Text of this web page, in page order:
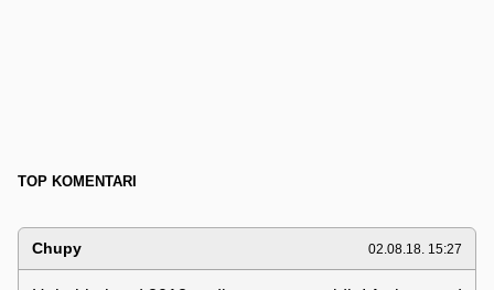
TOP KOMENTARI
Chupy 02.08.18. 15:27